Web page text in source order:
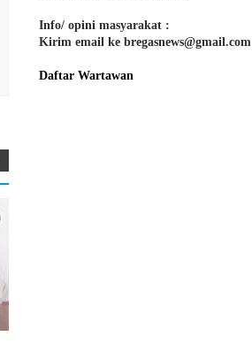
Info/ opini masyarakat :
Kirim email ke bregasnews@gmail.com
Daftar Wartawan